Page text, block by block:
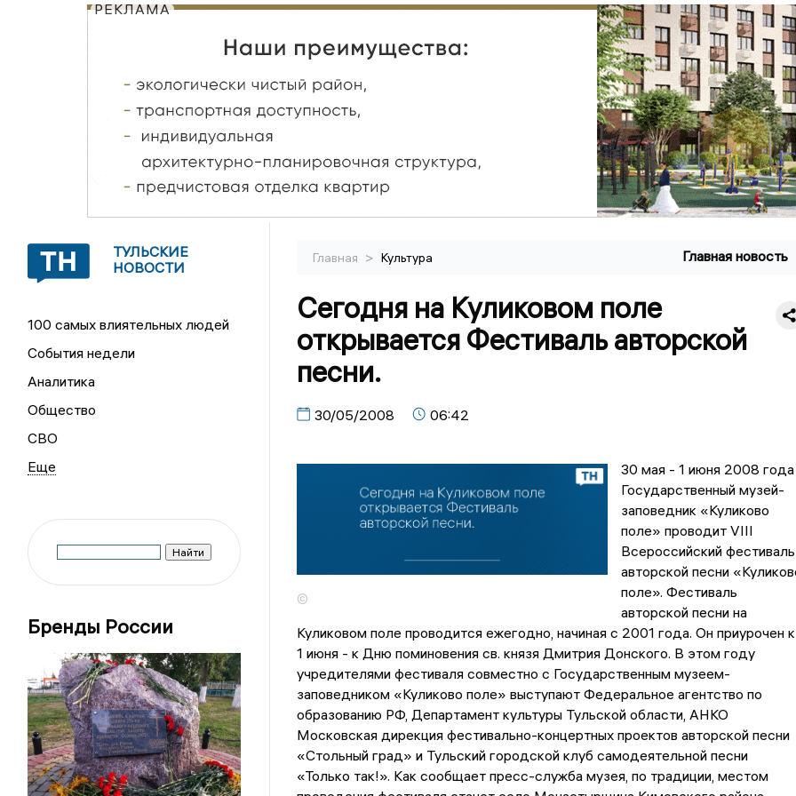
РЕКЛАМА
ТУЛЬСКИЕ
НОВОСТИ
100 самых влиятельных людей
События недели
Аналитика
Общество
СВО
Бренды России
Главная > Культура Главная новость
Сегодня на Куликовом поле
открывается Фестиваль авторской
песни.
30/05/2008 06:42
©
30 мая - 1 июня 2008 года
Государственный музей-
заповедник «Куликово
поле» проводит VIII
Всероссийский фестиваль
авторской песни
поле». Фестиваль
авторской песни на
Куликовом поле проводится ежегодно, начиная с 2001 года. Он приурочен к
1 июня - к Дню поминовения св. князя Дмитрия Донского. В этом году
учредителями фестиваля совместно с Государственным музеем-
заповедником «Куликово поле» выступают Федеральное агентство по
образованию РФ, Департамент культуры Тульской области, АНКО
Московская дирекция фестивально-концертных проектов авторской песни
«Стольный град» и Тульский городской клуб самодеятельной песни
«Только так!». Как сообщает пресс-служба музея, по традиции, местом